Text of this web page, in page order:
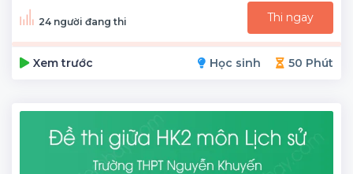
24 người đang thi Thi ngay
Xem trước Học sinh 50 Phút